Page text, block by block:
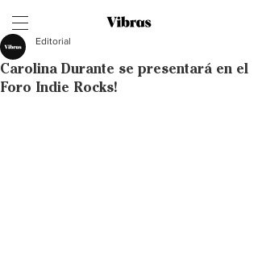
Carolina Durante se presentará en el
Foro Indie Rocks!
Editorial